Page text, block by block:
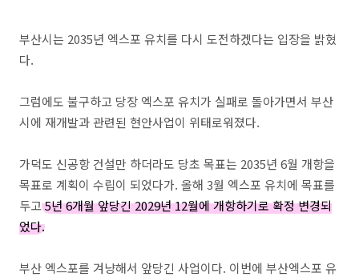
부산시는 2035년 엑스포 유치를 다시 도전하겠다는 입장을 밝혔
다.
그럼에도 불구하고 당장 엑스포 유치가 실패로 돌아가면서 부산
시에 재개발과 관련된 현안사업이 위태로워졌다.
가덕도 신공항 건설만 하더라도 당초 목표는 2035년 6월 개항을
목표로 계획이 수립이 되었다가. 올해 3월 엑스포 유치에 목표를
두고5년 6개월 앞당긴 2029년 12월에 개항하기로 확정 변경되
었다.
부산 엑스포를 겨냥해서 앞당긴 사업이다. 이번에 부산엑스포 유